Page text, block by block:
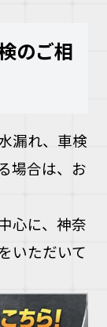
のご相
漏れ、車検
場合は、お
心に、神奈
いただいて